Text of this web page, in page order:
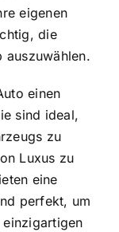
eigenen
die
auszuwählen.
einen
sind ideal,
zu
Luxus zu
eine
perfekt, um